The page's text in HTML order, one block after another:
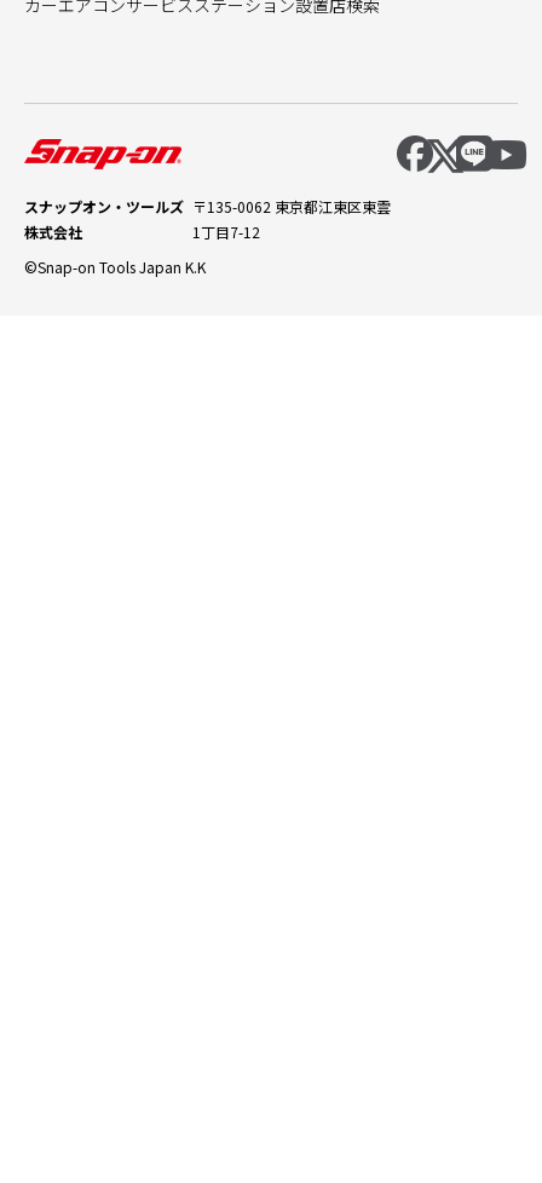
カーエアコンサービスステーション設置店検索
スナップオン・ツールズ
株式会社
〒135-0062 東京都江東区東雲
1丁目7-12
©Snap-on Tools Japan K.K